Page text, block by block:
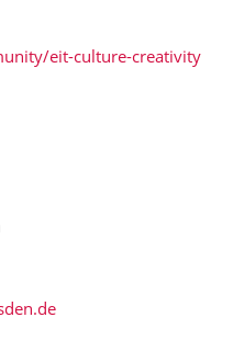
eit-culture-creativity